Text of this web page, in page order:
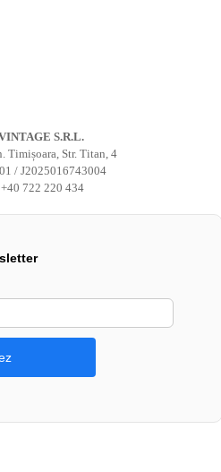
S.R.L.
Timișoara, Str. Titan, 4
/ J2025016743004
722 220 434